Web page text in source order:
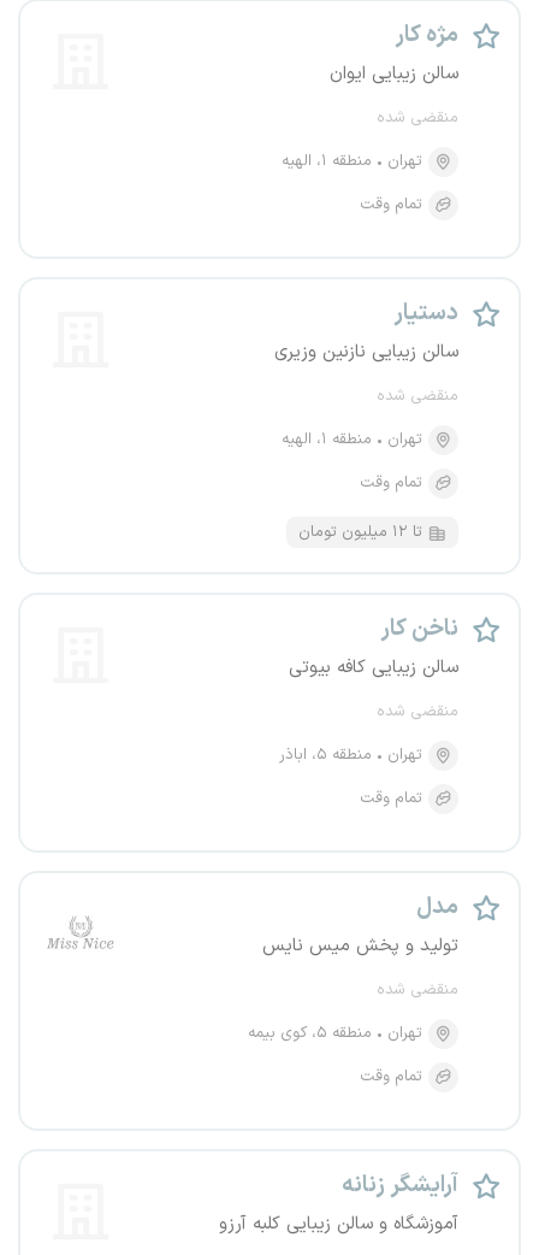
مژه کار
سالن زیبایی ایوان
منقضی شده
تهران
منطقه ۱، الهیه
تمام وقت
دستیار
سالن زیبایی نازنین وزیری
منقضی شده
تهران
منطقه ۱، الهیه
تمام وقت
تا ۱۲ میلیون تومان
ناخن کار
سالن زیبایی کافه بیوتی
منقضی شده
تهران
منطقه ۵، اباذر
تمام وقت
مدل
تولید و پخش میس نایس
منقضی شده
تهران
منطقه ۵، کوی بیمه
تمام وقت
آرایشگر زنانه
آموزشگاه و سالن زیبایی کلبه آرزو